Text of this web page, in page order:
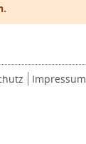
Impressum